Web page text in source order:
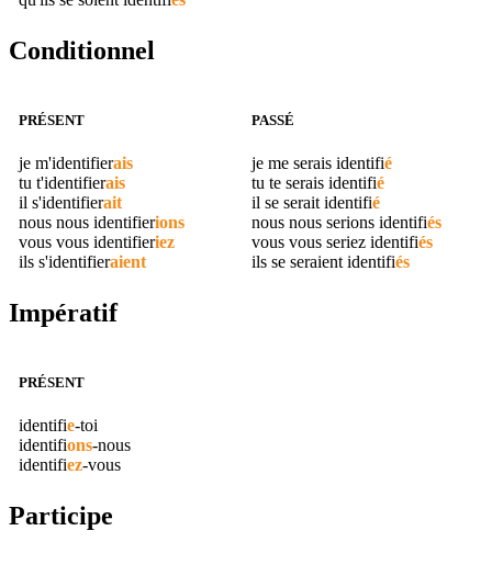
Conditionnel
PRÉSENT
je m'identifierais
tu t'identifierais
il s'identifierait
nous nous identifierions
vous vous identifieriez
ils s'identifieraient
PASSÉ
je me serais identifié
tu te serais identifié
il se serait identifié
nous nous serions identifiés
vous vous seriez identifiés
ils se seraient identifiés
Impératif
PRÉSENT
identifie-toi
identifions-nous
identifiez-vous
Participe